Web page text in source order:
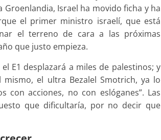
Israel ha movido ficha y ha
el primer ministro israelí, que está
el terreno de cara a las próximas
que justo empieza.
E1 desplazará a miles de palestinos; y
el ultra Bezalel Smotrich, ya lo
con acciones, no con eslóganes”. Las
que dificultaría, por no decir que